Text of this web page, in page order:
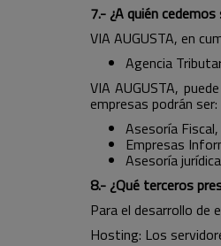
7.- ¿A quién
VIA AUGUSTA, en
Agencia
VIA AUGUSTA,
empresas podrán ser:
Asesoría
Empresas
Asesoría
8.- ¿Qué terceros
Para el desarrollo de
Hosting: Los